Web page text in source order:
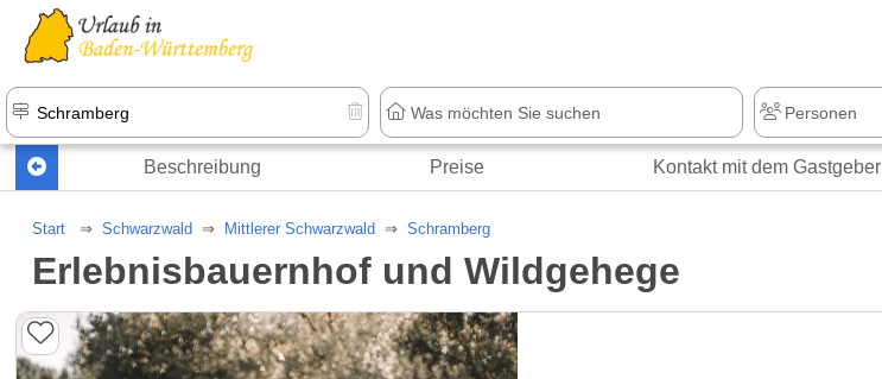
Beschreibung Preise Kontakt mit dem Gastgeber
Start Schwarzwald Mittlerer Schwarzwald Schramberg
Erlebnisbauernhof und Wildgehege